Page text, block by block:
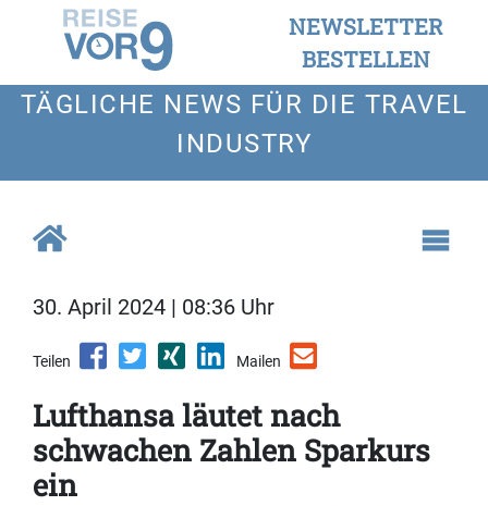
NEWSLETTER
BESTELLEN
TÄGLICHE NEWS FÜR DIE TRAVEL
INDUSTRY
30. April 2024 | 08:36 Uhr
Teilen Mailen
Lufthansa läutet nach
schwachen Zahlen Sparkurs
ein